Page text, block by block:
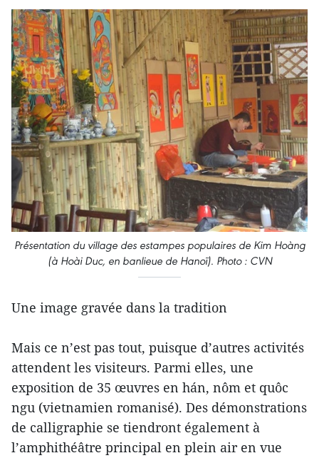
Présentation du village des estampes populaires de Kim Hoàng
(à Hoài Duc, en banlieue de Hanoï). Photo : CVN
Une image gravée dans la tradition
Mais ce n’est pas tout, puisque d’autres activités
attendent les visiteurs. Parmi elles, une
exposition de 35 œuvres en hán, nôm et quôc
ngu (vietnamien romanisé). Des démonstrations
de calligraphie se tiendront également à
l’amphithéâtre principal en plein air en vue